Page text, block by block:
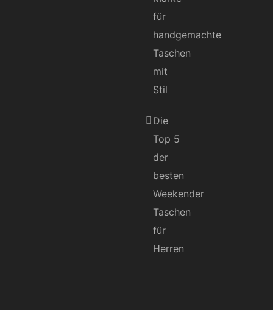
für
handgemachte
Taschen
mit
Stil
Die
Top 5
der
besten
Weekender
Taschen
für
Herren